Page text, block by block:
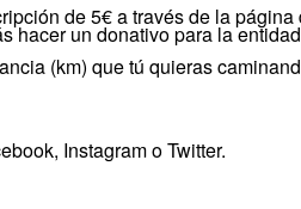
de 5€ a través de la página
hacer un donativo para la
(km) que tú quieras
Instagram o Twitter.